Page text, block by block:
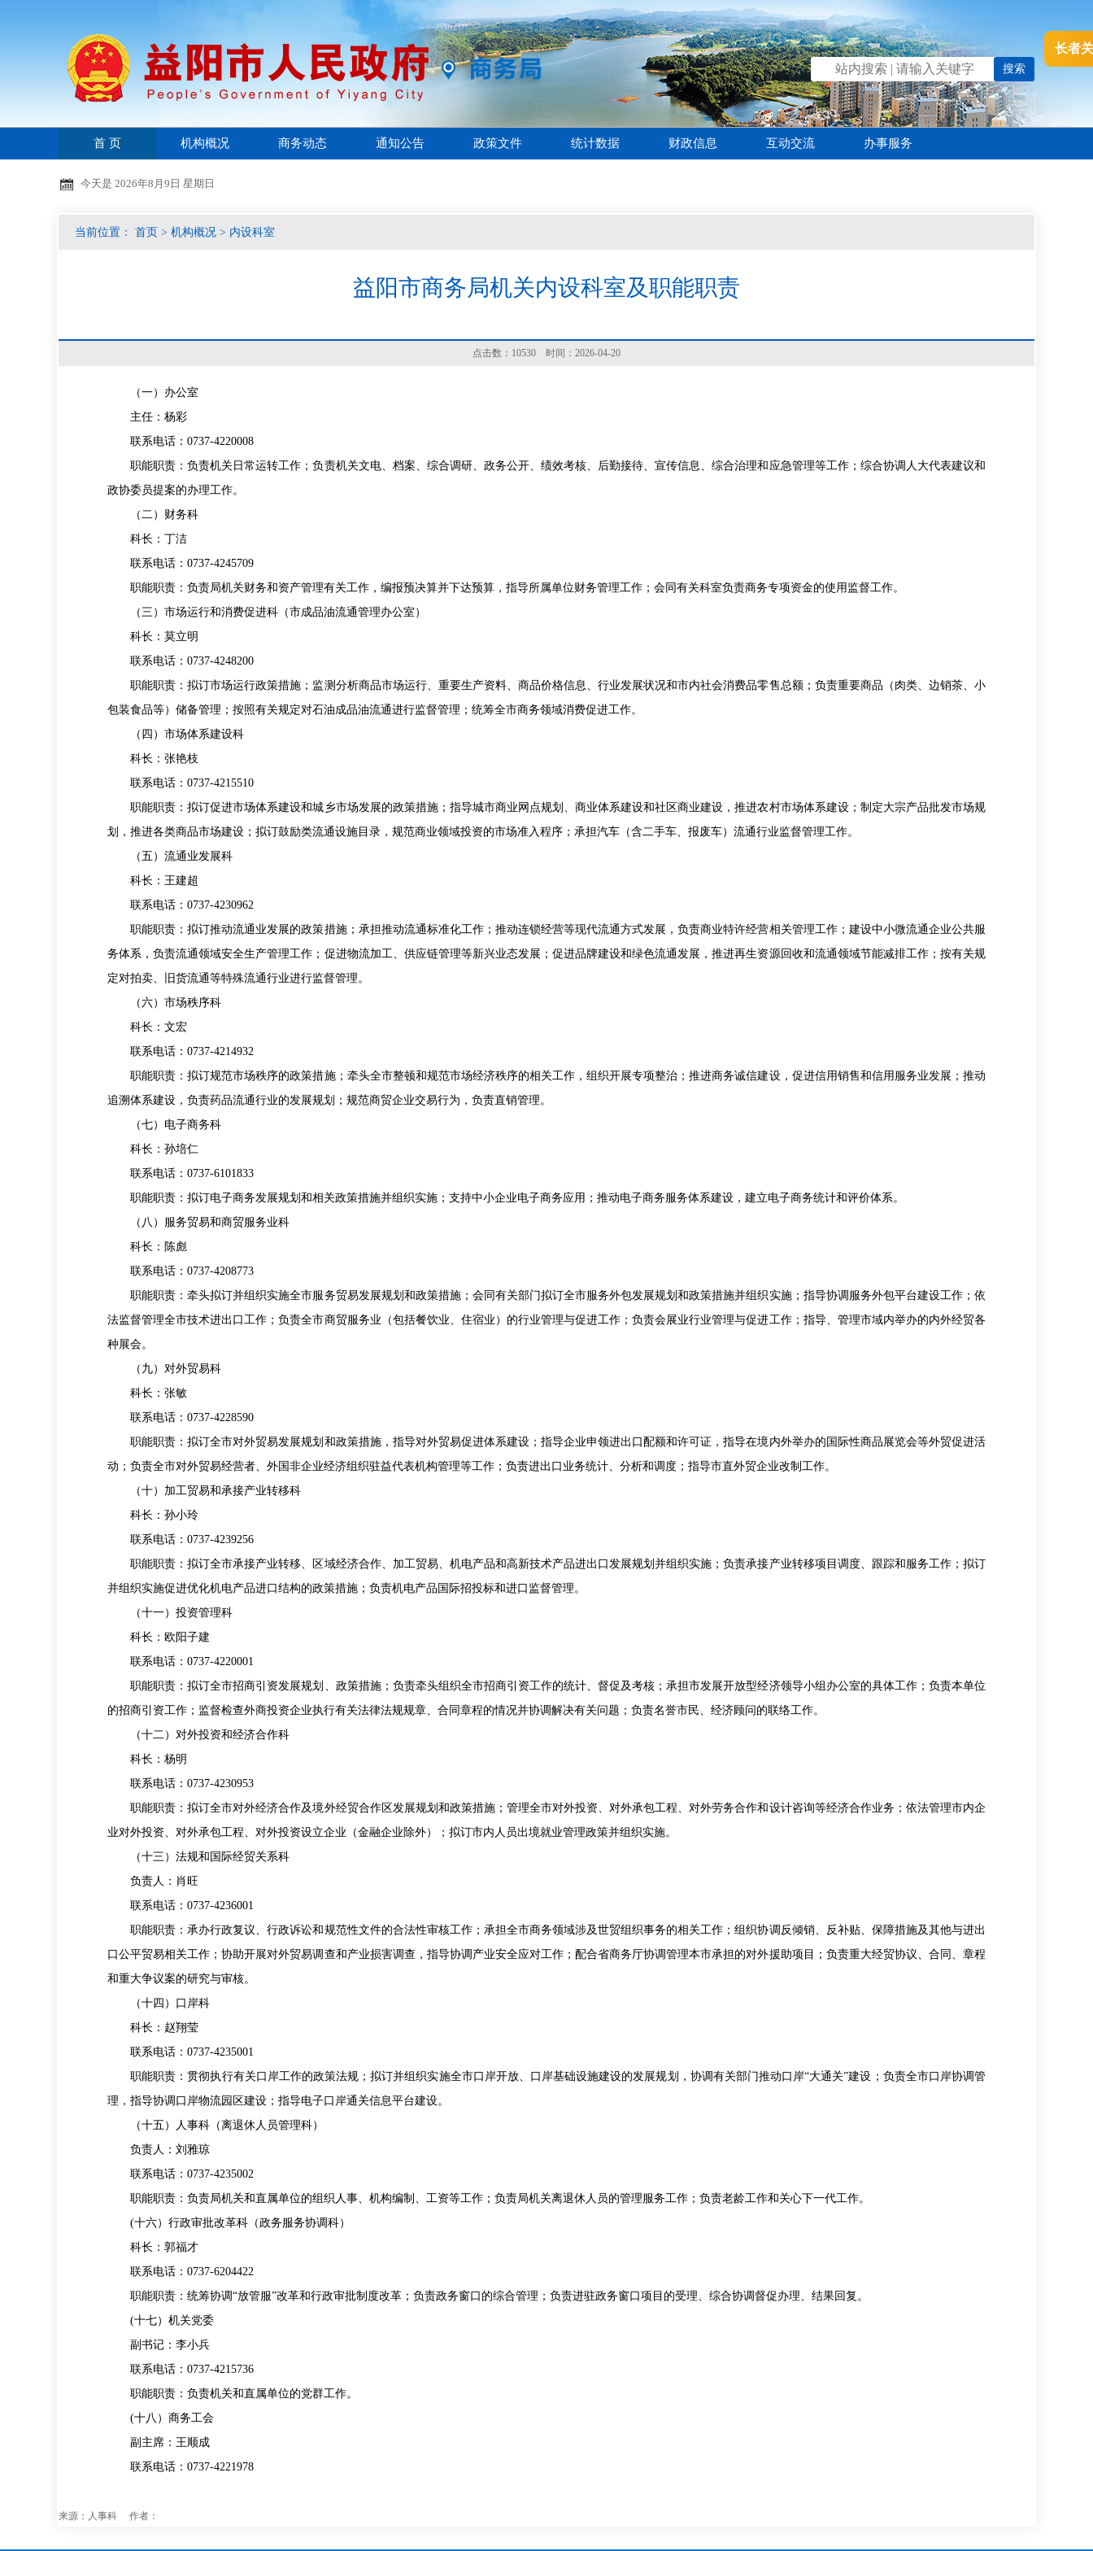
长者
首 页 机构概况 商务动态 通知公告 政策文件 统计数据 财政信息 互动交流 办事服务
今天是 2026年8月9日 星期日
当前位置： 首页 > 机构概况 > 内设科室
益阳市商务局机关内设科室及职能职责
点击数： 10530 时间：2026-04-20
（一）办公室
主任：杨彩
联系电话：0737-4220008
职能职责：负责机关日常运转工作；负责机关文电、档案、综合调研、政务公开、绩效考核、后勤接待、宣传信息、综合治理和应急管理等工作；综合协调人大代表建议和
政协委员提案的办理工作。
（二）财务科
科长：丁洁
联系电话：0737-4245709
职能职责：负责局机关财务和资产管理有关工作，编报预决算并下达预算，指导所属单位财务管理工作；会同有关科室负责商务专项资金的使用监督工作。
（三）市场运行和消费促进科（市成品油流通管理办公室）
科长：莫立明
联系电话：0737-4248200
职能职责：拟订市场运行政策措施；监测分析商品市场运行、重要生产资料、商品价格信息、行业发展状况和市内社会消费品零售总额；负责重要商品（肉类、边销茶、小
包装食品等）储备管理；按照有关规定对石油成品油流通进行监督管理；统筹全市商务领域消费促进工作。
（四）市场体系建设科
科长：张艳枝
联系电话：0737-4215510
职能职责：拟订促进市场体系建设和城乡市场发展的政策措施；指导城市商业网点规划、商业体系建设和社区商业建设，推进农村市场体系建设；制定大宗产品批发市场规
划，推进各类商品市场建设；拟订鼓励类流通设施目录，规范商业领域投资的市场准入程序；承担汽车（含二手车、报废车）流通行业监督管理工作。
（五）流通业发展科
科长：王建超
联系电话：0737-4230962
职能职责：拟订推动流通业发展的政策措施；承担推动流通标准化工作；推动连锁经营等现代流通方式发展，负责商业特许经营相关管理工作；建设中小微流通企业公共服
务体系，负责流通领域安全生产管理工作；促进物流加工、供应链管理等新兴业态发展；促进品牌建设和绿色流通发展，推进再生资源回收和流通领域节能减排工作；按有关规
定对拍卖、旧货流通等特殊流通行业进行监督管理。
（六）市场秩序科
科长：文宏
联系电话：0737-4214932
职能职责：拟订规范市场秩序的政策措施；牵头全市整顿和规范市场经济秩序的相关工作，组织开展专项整治；推进商务诚信建设，促进信用销售和信用服务业发展；推动
追溯体系建设，负责药品流通行业的发展规划；规范商贸企业交易行为，负责直销管理。
（七）电子商务科
科长：孙培仁
联系电话：0737-6101833
职能职责：拟订电子商务发展规划和相关政策措施并组织实施；支持中小企业电子商务应用；推动电子商务服务体系建设，建立电子商务统计和评价体系。
（八）服务贸易和商贸服务业科
科长：陈彪
联系电话：0737-4208773
职能职责：牵头拟订并组织实施全市服务贸易发展规划和政策措施；会同有关部门拟订全市服务外包发展规划和政策措施并组织实施；指导协调服务外包平台建设工作；依
法监督管理全市技术进出口工作；负责全市商贸服务业（包括餐饮业、住宿业）的行业管理与促进工作；负责会展业行业管理与促进工作；指导、管理市域内举办的内外经贸各
种展会。
（九）对外贸易科
科长：张敏
联系电话：0737-4228590
职能职责：拟订全市对外贸易发展规划和政策措施，指导对外贸易促进体系建设；指导企业申领进出口配额和许可证，指导在境内外举办的国际性商品展览会等外贸促进活
动；负责全市对外贸易经营者、外国非企业经济组织驻益代表机构管理等工作；负责进出口业务统计、分析和调度；指导市直外贸企业改制工作。
（十）加工贸易和承接产业转移科
科长：孙小玲
联系电话：0737-4239256
职能职责：拟订全市承接产业转移、区域经济合作、加工贸易、机电产品和高新技术产品进出口发展规划并组织实施；负责承接产业转移项目调度、跟踪和服务工作；拟订
并组织实施促进优化机电产品进口结构的政策措施；负责机电产品国际招投标和进口监督管理。
（十一）投资管理科
科长：欧阳子建
联系电话：0737-4220001
职能职责：拟订全市招商引资发展规划、政策措施；负责牵头组织全市招商引资工作的统计、督促及考核；承担市发展开放型经济领导小组办公室的具体工作；负责本单位
的招商引资工作；监督检查外商投资企业执行有关法律法规规章、合同章程的情况并协调解决有关问题；负责名誉市民、经济顾问的联络工作。
（十二）对外投资和经济合作科
科长：杨明
联系电话：0737-4230953
职能职责：拟订全市对外经济合作及境外经贸合作区发展规划和政策措施；管理全市对外投资、对外承包工程、对外劳务合作和设计咨询等经济合作业务；依法管理市内企
业对外投资、对外承包工程、对外投资设立企业（金融企业除外）；拟订市内人员出境就业管理政策并组织实施。
（十三）法规和国际经贸关系科
负责人：肖旺
联系电话：0737-4236001
职能职责：承办行政复议、行政诉讼和规范性文件的合法性审核工作；承担全市商务领域涉及世贸组织事务的相关工作；组织协调反倾销、反补贴、保障措施及其他与进出
口公平贸易相关工作；协助开展对外贸易调查和产业损害调查，指导协调产业安全应对工作；配合省商务厅协调管理本市承担的对外援助项目；负责重大经贸协议、合同、章程
和重大争议案的研究与审核。
（十四）口岸科
科长：赵翔莹
联系电话：0737-4235001
职能职责：贯彻执行有关口岸工作的政策法规；拟订并组织实施全市口岸开放、口岸基础设施建设的发展规划，协调有关部门推动口岸“大通关”建设；负责全市口岸协调管
理，指导协调口岸物流园区建设；指导电子口岸通关信息平台建设。
（十五）人事科（离退休人员管理科）
负责人：刘雅琼
联系电话：0737-4235002
职能职责：负责局机关和直属单位的组织人事、机构编制、工资等工作；负责局机关离退休人员的管理服务工作；负责老龄工作和关心下一代工作。
(十六）行政审批改革科（政务服务协调科）
科长：郭福才
联系电话：0737-6204422
职能职责：统筹协调“放管服”改革和行政审批制度改革；负责政务窗口的综合管理；负责进驻政务窗口项目的受理、综合协调督促办理、结果回复。
(十七）机关党委
副书记：李小兵
联系电话：0737-4215736
职能职责：负责机关和直属单位的党群工作。
(十八）商务工会
副主席：王顺成
联系电话：0737-4221978
来源：人事科 作者：